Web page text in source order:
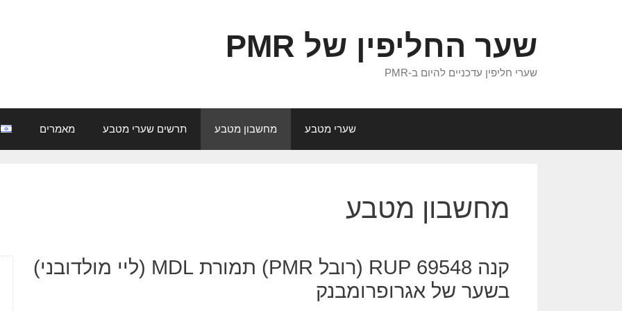
שער החליפין של PMR
שערי חליפין עדכניים להיום ב-PMR
שערי מטבע מחשבון מטבע תרשים שערי מטבע מאמרים
מחשבון מטבע
קנה 69548 RUP (רובל PMR) תמורת MDL (ליי מולדובני)
בשער של אגרופרומבנק